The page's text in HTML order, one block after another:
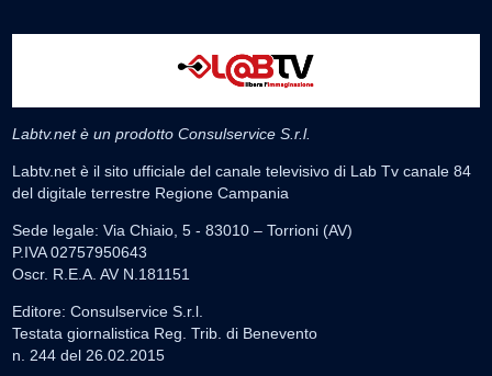
Labtv.net è un prodotto Consulservice S.r.l.
Labtv.net è il sito ufficiale del canale televisivo di Lab Tv canale 84
del digitale terrestre Regione Campania
Sede legale: Via Chiaio, 5 - 83010 – Torrioni (AV)
P.IVA 02757950643
Oscr. R.E.A. AV N.181151
Editore: Consulservice S.r.l.
Testata giornalistica Reg. Trib. di Benevento
n. 244 del 26.02.2015